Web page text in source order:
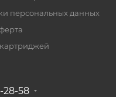
персональных данных
28-58